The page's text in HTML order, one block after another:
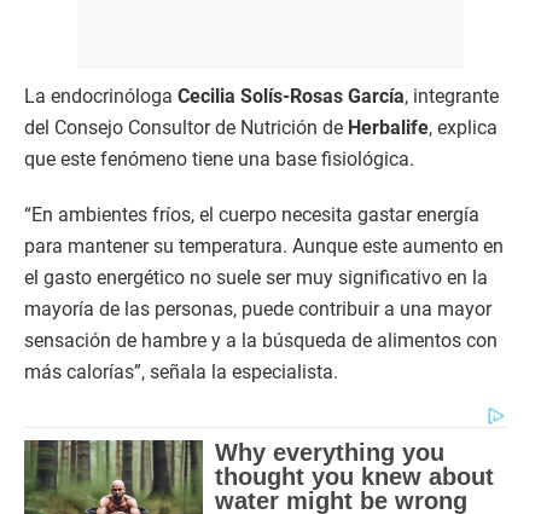
La endocrinóloga Cecilia Solís-Rosas García, integrante
del Consejo Consultor de Nutrición de Herbalife, explica
que este fenómeno tiene una base fisiológica.
“En ambientes fríos, el cuerpo necesita gastar energía
para mantener su temperatura. Aunque este aumento en
el gasto energético no suele ser muy significativo en la
mayoría de las personas, puede contribuir a una mayor
sensación de hambre y a la búsqueda de alimentos con
más calorías”, señala la especialista.